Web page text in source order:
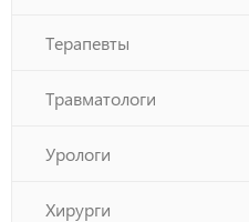
Терапевты
Травматологи
Урологи
Хирурги